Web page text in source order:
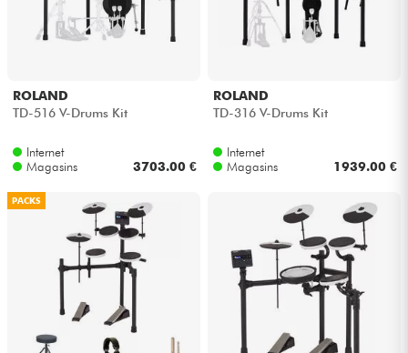
ROLAND
TD-516 V-Drums Kit
Internet
Magasins
3703.00 €
ROLAND
TD-316 V-Drums Kit
Internet
Magasins
1939.00 €
PACKS